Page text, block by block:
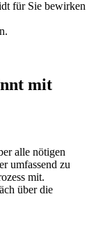
für Sie bewirken
mit
alle nötigen
umfassend zu
mit.
über die